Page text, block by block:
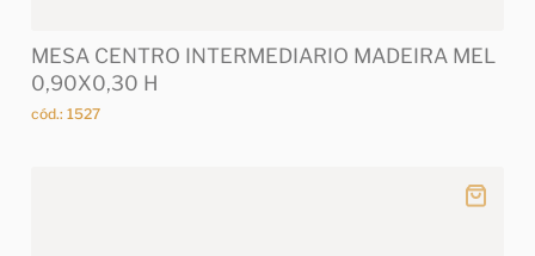
MESA CENTRO INTERMEDIARIO MADEIRA MEL
0,90X0,30 H
cód.: 1527